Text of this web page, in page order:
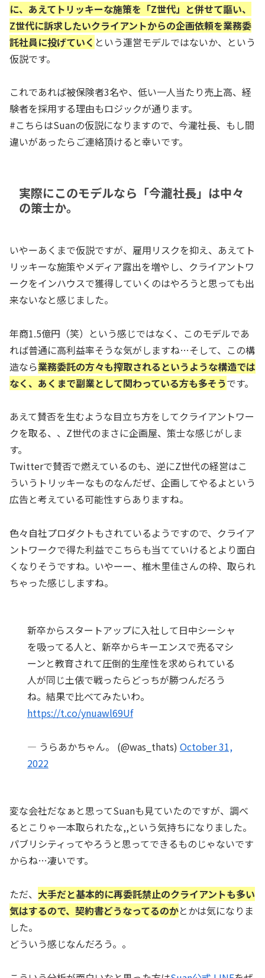
に、あえてトリッキーな施策を「Z世代」と併せて謳い、
Z世代に訴求したいクライアントからの企画依頼を業務委
託社員に投げていく という運営モデルではないか、という
仮説です。
これであれば被保険者3名や、低い一人当たり売上高、経
験者を採用する理由もロジックが通ります。
#こちらはSuanの仮説になりますので、今瀧社長、もし間
違いがあったらご連絡頂けると幸いです。
実際にこのモデルなら「今瀧社長」は中々
の策士か。
いやーあくまで仮説ですが、雇用リスクを抑え、あえてト
リッキーな施策やメディア露出を増やし、クライアントワ
ークをインハウスで獲得していくのはやろうと思っても出
来ないなと感じました。
年商1.5億円（笑）という感じではなく、このモデルであ
れば普通に高利益率そうな気がしますね…そして、この構
造なら業務委託の方々も搾取されるというような構造では
なく、あくまで副業として関わっている方も多そうです。
あえて賛否を生むような目立ち方をしてクライアントワー
クを取る、、Z世代のまさに企画屋、策士な感じがしま
す。
Twitterで賛否で燃えているのも、逆にZ世代の経営はこ
ういうトリッキーなものなんだぜ、企画してやるよという
広告と考えている可能性すらありますね。
色々自社プロダクトもされているようですので、クライア
ントワークで得た利益でこちらも当てていけるとより面白
くなりそうですね。いやーー、椎木里佳さんの枠、取られ
ちゃった感じしますね。
新卒からスタートアップに入社して日中シーシャ
を吸ってる人と、新卒からキーエンスで売るマシ
ーンと教育されて圧倒的生産性を求められている
人が同じ土俵で戦ったらどっちが勝つんだろう
ね。結果で比べてみたいわ。
https://t.co/ynuawl69Uf
— うらあかちゃん。 (@was_thats) October 31,
2022
変な会社だなぁと思ってSuanも見ていたのですが、調べ
るとこりゃ一本取られたな,,という気持ちになりました。
パブリシティってやろうと思ってできるものじゃないです
からね…凄いです。
ただ、 大手だと基本的に再委託禁止のクライアントも多い
気はするので、契約書どうなってるのかとかは気になりま
した。
どういう感じなんだろう。。